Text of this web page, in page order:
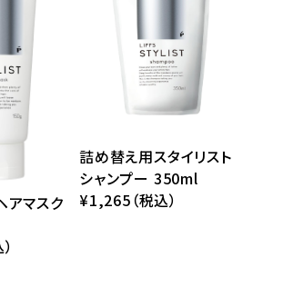
アマスク
詰め替え用スタイリスト
シャンプー 350ml
¥1,265（税込）